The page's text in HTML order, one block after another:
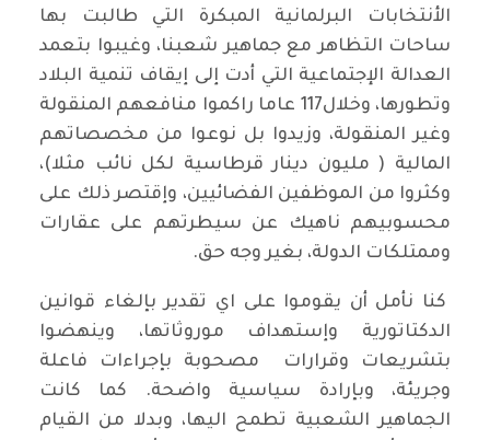
اﻷنتخابات البرلمانية المبكرة التي طالبت بها
ساحات التظاهر مع جماهير شعبنا، وغيبوا بتعمد
العدالة الإجتماعية التي أدت إلى إيقاف تنمية البلاد
وتطورها، وخلال117 عاما راكموا منافعهم المنقولة
وغير المنقولة، وزيدوا بل نوعوا من مخصصاتهم
المالية ( مليون دينار قرطاسية لكل نائب مثلا)،
وكثروا من الموظفين الفضائيين، وإقتصر ذلك على
محسوبيهم ناهيك عن سيطرتهم على عقارات
وممتلكات الدولة، بغير وجه حق.
كنا نأمل أن يقوموا على اي تقدير بإلغاء قوانين
الدكتاتورية وإستهداف موروثاتها، وينهضوا
بتشريعات وقرارات مصحوبة بإجراءات فاعلة
وجريئة، وبإرادة سياسية واضحة. كما كانت
الجماهير الشعبية تطمح اليها، وبدلا من القيام